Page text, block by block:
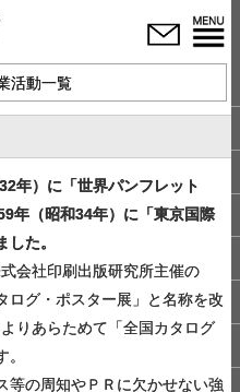
活動一覧
年）に「世界パンフレット
年（昭和34年）に「東京国際
た。
会社印刷出版研究所主催の
ログ・ポスター展」と名称を改
りあらためて「全国カタログ
等の周知やＰＲに欠かせない強